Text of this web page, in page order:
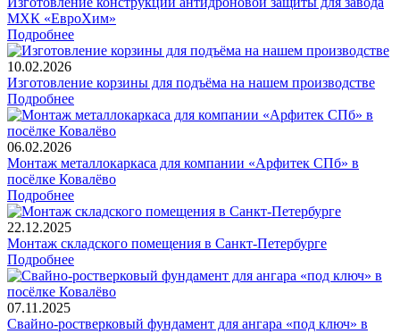
МХК «ЕвроХим»
Подробнее
10.02.2026
Изготовление корзины для подъёма на нашем производстве
Подробнее
06.02.2026
Монтаж металлокаркаса для компании «Арфитек СПб» в
посёлке Ковалёво
Подробнее
22.12.2025
Монтаж складского помещения в Санкт-Петербурге
Подробнее
07.11.2025
Свайно-ростверковый фундамент для ангара «под ключ» в